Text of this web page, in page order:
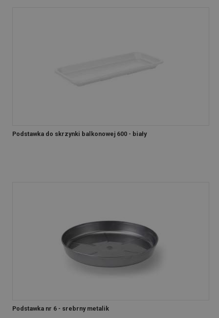
Podstawka do skrzynki balkonowej 600 - biały
Podstawka nr 6 - srebrny metalik